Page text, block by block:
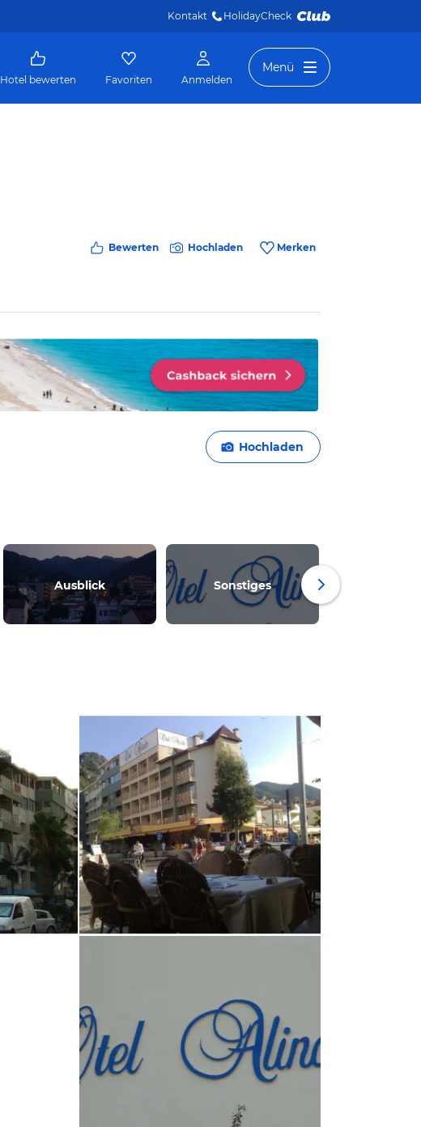
Kontakt HolidayCheck
Hotel bewerten Favoriten Anmelden
Menü
Bewerten Hochladen Merken
Hochladen
Ausblick Sonstiges